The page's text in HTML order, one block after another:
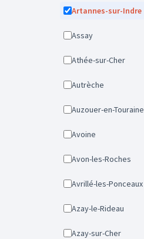
Artannes-sur-Indre
Assay
Athée-sur-Cher
Autrèche
Auzouer-en-Touraine
Avoine
Avon-les-Roches
Avrillé-les-Ponceaux
Azay-le-Rideau
Azay-sur-Cher